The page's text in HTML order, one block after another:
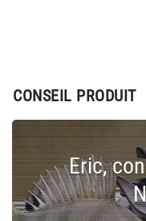
CONSEIL PRODUIT
Eric,